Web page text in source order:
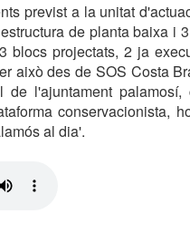
previst a la unitat
de planta baixa i
blocs projectats, 2 ja
això des de SOS Costa
l'ajuntament
conservacionista,
al dia'.